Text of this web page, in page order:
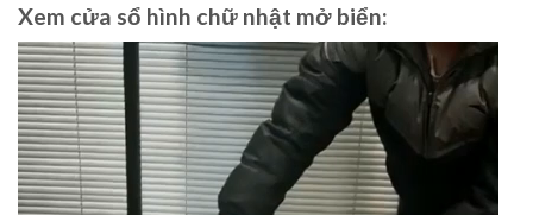
Xem cửa sổ hình chữ nhật mở biển:
Video
Player